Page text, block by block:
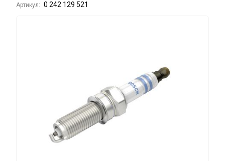
Артикул: 0 242 129 521